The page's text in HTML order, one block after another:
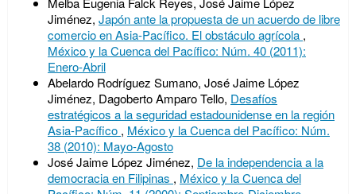
Jiménez, Japón ante la propuesta de un acuerdo de libre
comercio en Asia-Pacífico. El obstáculo agrícola ,
México y la Cuenca del Pacífico: Núm. 40 (2011):
Enero-Abril
Abelardo Rodríguez Sumano, José Jaime López
Jiménez, Dagoberto Amparo Tello, Desafíos
estratégicos a la seguridad estadounidense en la región
Asia-Pacífico , México y la Cuenca del Pacífico: Núm.
38 (2010): Mayo-Agosto
José Jaime López Jiménez, De la independencia a la
democracia en Filipinas , México y la Cuenca del